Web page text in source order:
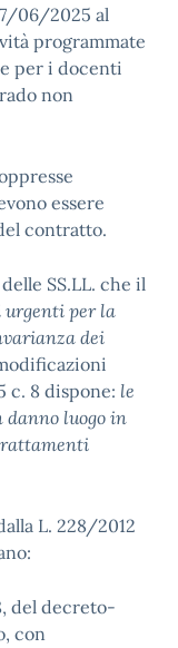
06/2025 al
programmate
per i docenti
non
essere
contratto.
SS.LL. che il
urgenti per la
dei
c. 8 dispone: le
luogo in
L. 228/2012
del decreto-
con